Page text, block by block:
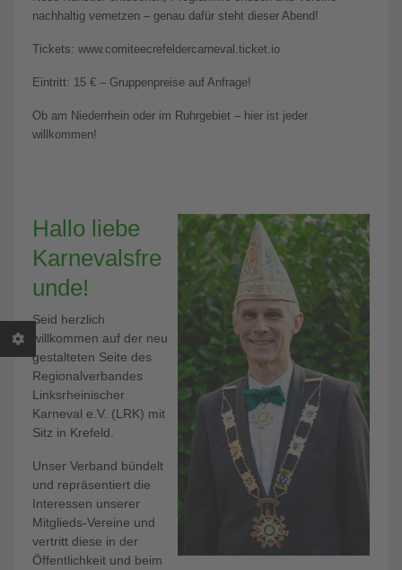
nachhaltig vernetzen – genau dafür steht dieser Abend!
Tickets: www.comiteecrefeldercarneval.ticket.io
Eintritt: 15 € – Gruppenpreise auf Anfrage!
Ob am Niederrhein oder im Ruhrgebiet – hier ist jeder
willkommen!
Hallo liebe
Karnevalsfre
unde!
Seid herzlich
willkommen auf der neu
gestalteten Seite des
Regionalverbandes
Linksrheinischer
Karneval e.V. (LRK) mit
Sitz in Krefeld.
Unser Verband bündelt
und repräsentiert die
Interessen unserer
Mitglieds-Vereine und
vertritt diese in der
Öffentlichkeit und beim